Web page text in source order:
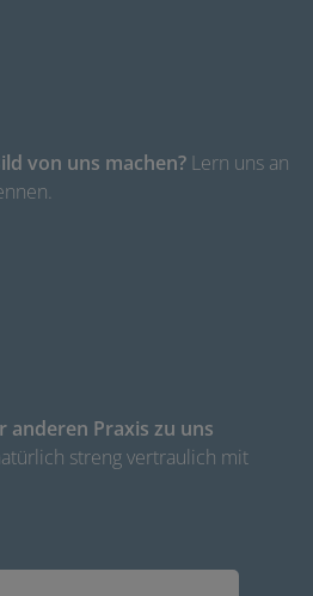
von uns machen? Lern uns an
anderen Praxis zu uns
streng vertraulich mit